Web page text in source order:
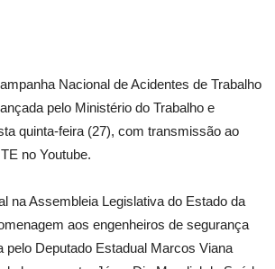
Nacional de Acidentes de Trabalho
pelo Ministério do Trabalho e
quinta-feira (27), com transmissão ao
no Youtube.
na Assembleia Legislativa do Estado da
aos engenheiros de segurança
pelo Deputado Estadual Marcos Viana